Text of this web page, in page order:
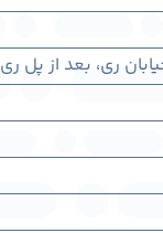
ری، بعد از پل ری